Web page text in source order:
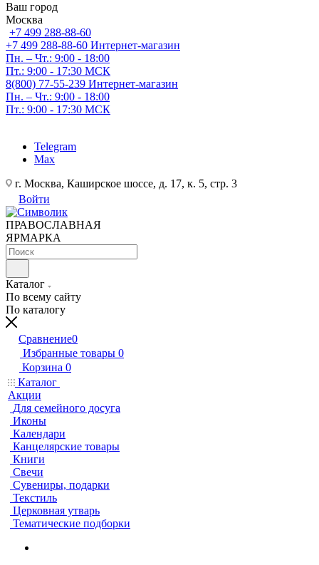
Ваш город
Москва
+7 499 288-88-60
+7 499 288-88-60 Интернет-магазин
Пн. – Чт.: 9:00 - 18:00
Пт.: 9:00 - 17:30 МСК
8(800) 77-55-239 Интернет-магазин
Пн. – Чт.: 9:00 - 18:00
Пт.: 9:00 - 17:30 МСК
Telegram
Max
г. Москва, Каширское шоссе, д. 17, к. 5, стр. 3
Войти
ПРАВОСЛАВНАЯ
ЯРМАРКА
Каталог
По всему сайту
По каталогу
Сравнение0
Избранные товары 0
Корзина 0
Каталог
Акции
Для семейного досуга
Иконы
Календари
Канцелярские товары
Книги
Свечи
Сувениры, подарки
Текстиль
Церковная утварь
Тематические подборки